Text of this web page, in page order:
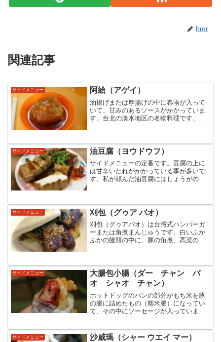
hmr
関連記事
サイドメニュー 阿給（アゲイ）
油揚げまたは厚揚げの中に春雨が入って
いて、甘みのあるソースがかかっていま
す。台北の淡水地区の名物料理です。日
やつ感覚で食べるものです...
サイドメニュー 油豆腐（ヨウドウフ）
サイドメニューの定番です。豆腐の上に
は甘辛いたれがかかっている事が多いで
す。私が頼んだ油豆腐にはしょうがの千
人も食べやすい料理だと思います。ま
た、お店によっては辣椒醤（...
サイドメニュー 刈包（グゥア バオ）
刈包（グゥアバオ）は台湾式ハンバーガ
ーまたは角煮まんじゅうです。白いふか
ふかの饅頭の中に、豚の角煮、高菜の漬
豬」と呼ばれる食べ物が由来とされてい
ます。長崎の中華街などでは「角煮まん
じゅう」として売られています。
サイドメニュー
大腸包小腸（ダー チャン バ
オ シャオ チャン）
ホットドッグのパンの部分がもち米を豚
の腸に詰めたもの（糯米腸）になってい
て、その中にソーセージが入っていま
ソーセージのプリっとした感触が組み合
サイドメニュー 沙威瑪（シャー ウエイ マー）